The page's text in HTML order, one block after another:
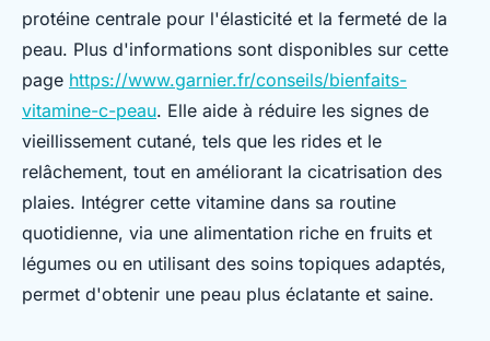
protéine centrale pour l'élasticité et la fermeté de la
peau. Plus d'informations sont disponibles sur cette
page https://www.garnier.fr/conseils/bienfaits-
vitamine-c-peau. Elle aide à réduire les signes de
vieillissement cutané, tels que les rides et le
relâchement, tout en améliorant la cicatrisation des
plaies. Intégrer cette vitamine dans sa routine
quotidienne, via une alimentation riche en fruits et
légumes ou en utilisant des soins topiques adaptés,
permet d'obtenir une peau plus éclatante et saine.